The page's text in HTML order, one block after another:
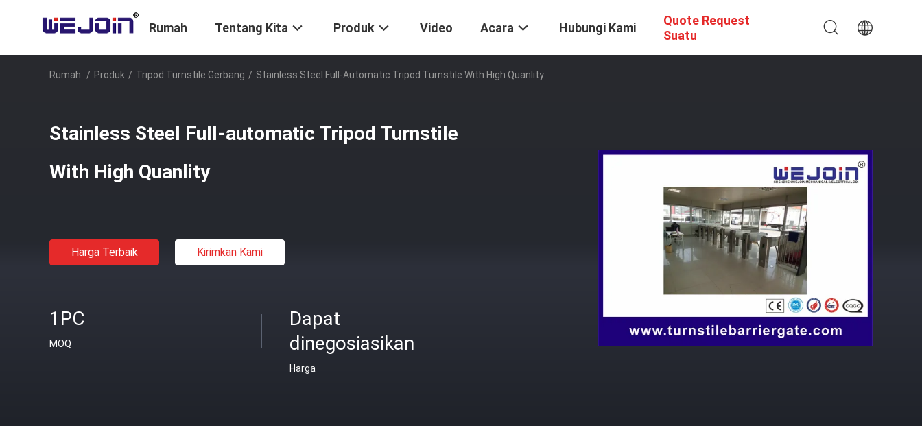
Rumah Tentang Kita Produk Video Acara Hubungi Kami
Quote Request
Suatu
Rumah / Produk / Tripod Turnstile Gerbang / Stainless Steel Full-Automatic Tripod Turnstile With High Quanlity
Stainless Steel Full-automatic Tripod Turnstile
With High Quanlity
Harga Terbaik Kirimkan Kami
1PC
MOQ
Dapat
dinegosiasikan
Harga